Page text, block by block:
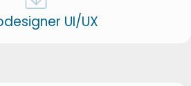
UI/UX